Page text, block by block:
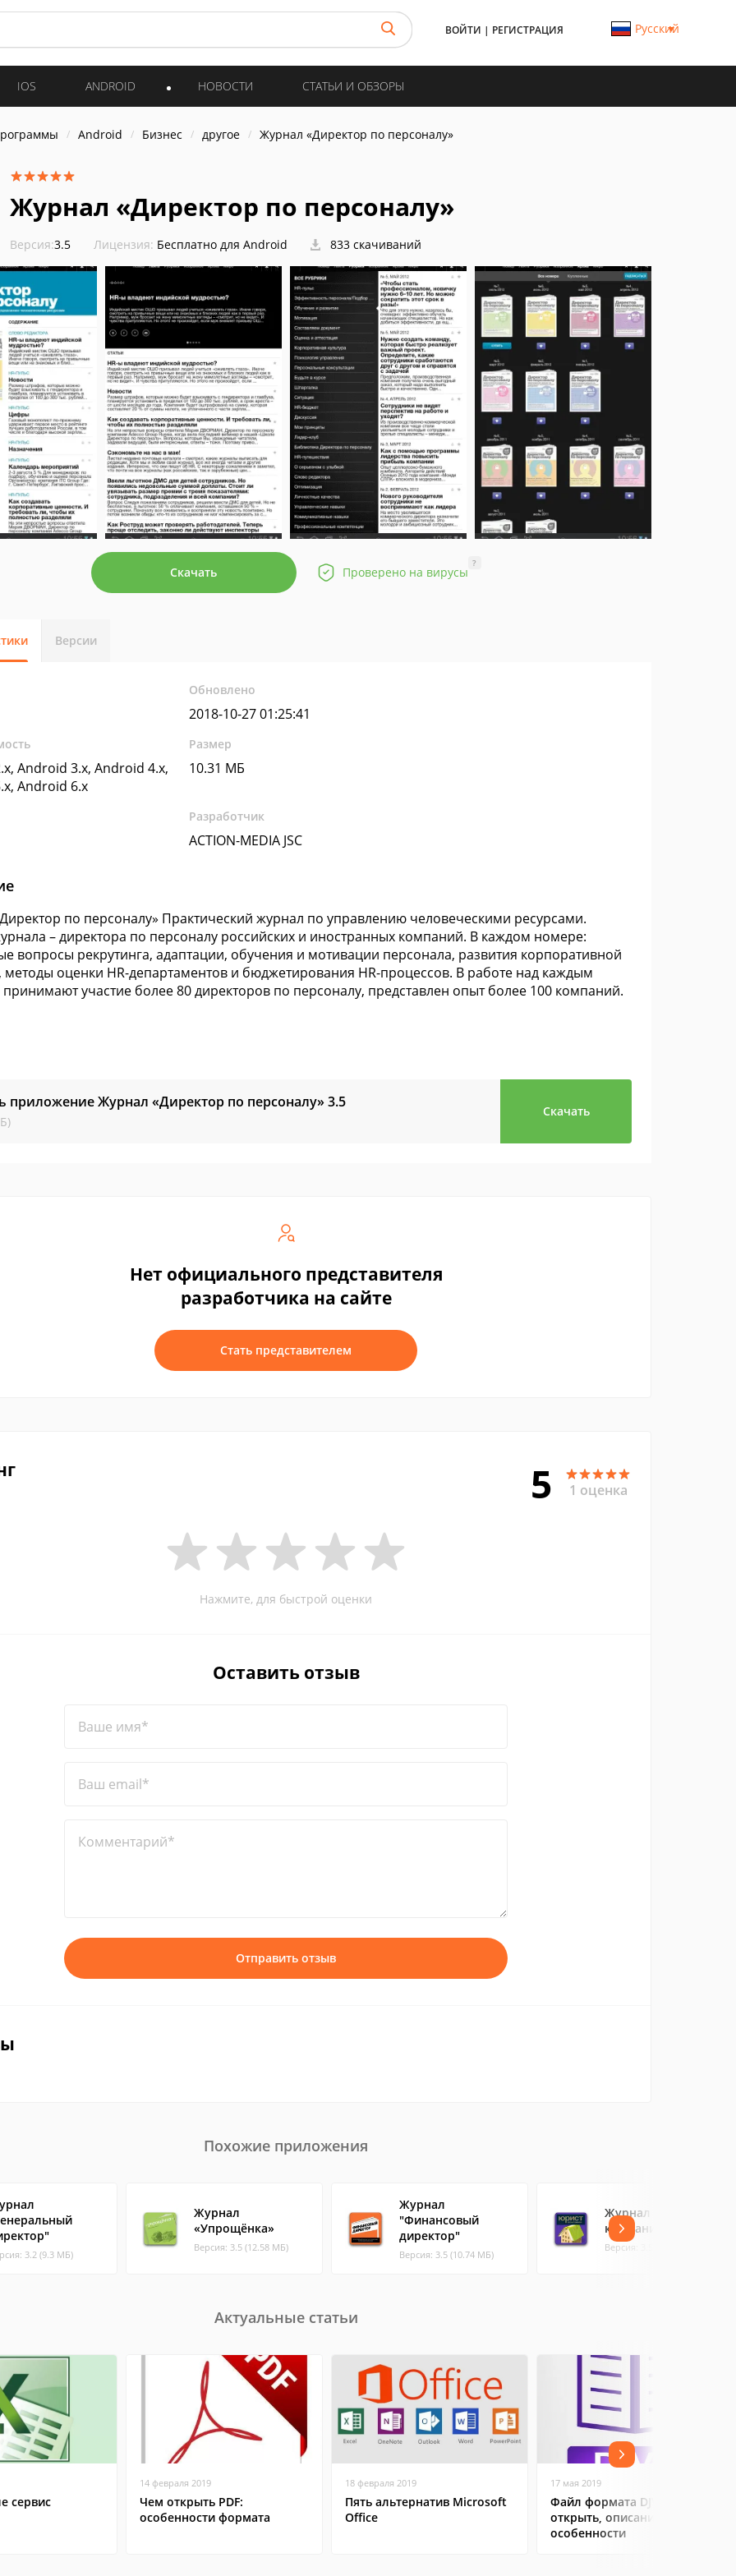
ВОЙТИ | РЕГИСТРАЦИЯ Русский
IOS ANDROID НОВОСТИ СТАТЬИ И ОБЗОРЫ
Android Бизнес другое Журнал «Директор по персоналу»
Журнал «Директор по персоналу»
Версия:3.5 Лицензия: Бесплатно для Android 833 скачиваний
Скачать Проверено на вирусы
?
Версии
Обновлено
2018-10-27 01:25:41
Android 3.x, Android 4.x,
Android 6.x
Размер
10.31 МБ
Разработчик
ACTION-MEDIA JSC
по персоналу» Практический журнал по управлению человеческими ресурсами.
– директора по персоналу российских и иностранных компаний. В каждом номере:
вопросы рекрутинга, адаптации, обучения и мотивации персонала, развития корпоративной
методы оценки HR-департаментов и бюджетирования HR-процессов. В работе над каждым
участие более 80 директоров по персоналу, представлен опыт более 100 компаний.
приложение Журнал «Директор по персоналу»3.5
Скачать
Нет официального представителя
разработчика на сайте
Стать представителем
5 1 оценка
Нажмите, для быстрой оценки
Оставить отзыв
Ваше имя*
Ваш email*
Комментарий*
Отправить отзыв
Похожие приложения
3.2 (9.3 МБ)
Журнал
«Упрощёнка»
Версия: 3.5 (12.58 МБ)
Журнал
"Финансовый
директор"
Версия: 3.5 (10.74 МБ)
Журнал "Юрист
компании"
Версия: 3.5 (14.59 МБ)
Актуальные статьи
сервис
14 февраля 2019
Чем открыть PDF:
особенности формата
18 февраля 2019
Пять альтернатив Microsoft
Office
17 мая 2019
Файл формата DJVu: чем
открыть, описание,
особенности